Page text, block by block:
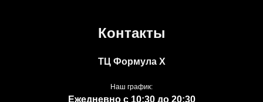
Контакты
ТЦ Формула Х
Наш график:
Ежедневно с 10:30 до 20:30